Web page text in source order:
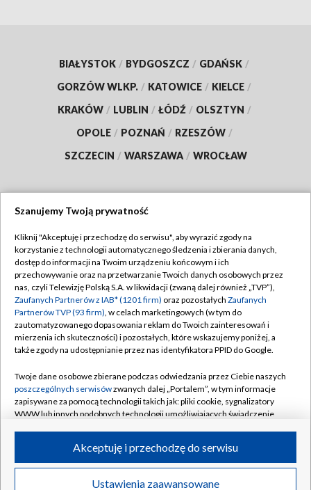
BIAŁYSTOK / BYDGOSZCZ / GDAŃSK /
GORZÓW WLKP. / KATOWICE / KIELCE /
KRAKÓW / LUBLIN / ŁÓDŹ / OLSZTYN /
OPOLE / POZNAŃ / RZESZÓW /
SZCZECIN / WARSZAWA / WROCŁAW
TVP
Abonament TVP
Emisja w TVP
Centrum informacji TVP
Naziemna Telewizja Cyfrowa
Rada Programowa
System NOS
Informacje o nadawcy
Program dla prasy
Regulamin TVP
Polityka prywatności
Moje zgody
Pomoc
Kontakt
Kanały
©2026 Telewizja Polska S.A. w likwidacji
Szanujemy Twoją prywatność
Kliknij "Akceptuję i przechodzę do serwisu", aby wyrazić zgody na
korzystanie z technologii automatycznego śledzenia i zbierania danych,
dostęp do informacji na Twoim urządzeniu końcowym i ich
przechowywanie oraz na przetwarzanie Twoich danych osobowych przez
nas, czyli Telewizję Polską S.A. w likwidacji (zwaną dalej również „TVP”),
Zaufanych Partnerów z IAB* (1201 firm) oraz pozostałych Zaufanych
Partnerów TVP (93 firm), w celach marketingowych (w tym do
zautomatyzowanego dopasowania reklam do Twoich zainteresowań i
mierzenia ich skuteczności) i pozostałych, które wskazujemy poniżej, a
także zgody na udostępnianie przez nas identyfikatora PPID do Google.
Twoje dane osobowe zbierane podczas odwiedzania przez Ciebie naszych
poszczególnych serwisówzwanych dalej „Portalem”, w tym informacje
zapisywane za pomocą technologii takich jak: pliki cookie, sygnalizatory
WWW lub innych podobnych technologii umożliwiających świadczenie
ruchu w Internecie.
Twoje dane osobowe zbierane podczas odwiedzania przez Ciebie
Ustawienia zaawansowane
Akceptuję i przechodzę do serwisu